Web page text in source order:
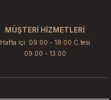
MÜŞTERİ HİZMETLERİ
Hafta içi: 09:00 - 18:00 C.tesi
09:00 - 13:00